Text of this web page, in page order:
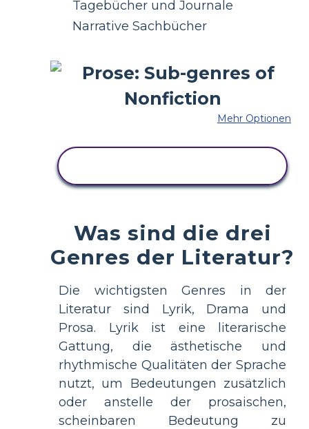
Tagebücher und Journale
Narrative Sachbücher
Mehr Optionen
Was sind die drei
Genres der Literatur?
Die wichtigsten Genres in der
Literatur sind Lyrik, Drama und
Prosa. Lyrik ist eine literarische
Gattung, die ästhetische und
rhythmische Qualitäten der Sprache
nutzt, um Bedeutungen zusätzlich
oder anstelle der prosaischen,
scheinbaren Bedeutung zu